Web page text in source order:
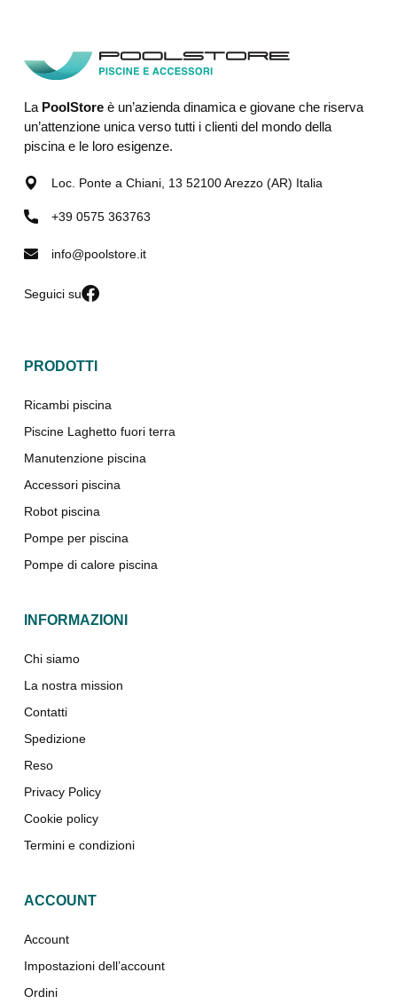
La PoolStoreè un’azienda dinamica e giovane che riserva
un’attenzione unica verso tutti i clienti del mondo della
piscina e le loro esigenze.
Loc. Ponte a Chiani, 13 52100 Arezzo (AR) Italia
+39 0575 363763
info@poolstore.it
Seguici su
PRODOTTI
Ricambi piscina
Piscine Laghetto fuori terra
Manutenzione piscina
Accessori piscina
Robot piscina
Pompe per piscina
Pompe di calore piscina
INFORMAZIONI
Chi siamo
La nostra mission
Contatti
Spedizione
Reso
Privacy Policy
Cookie policy
Termini e condizioni
ACCOUNT
Account
Impostazioni dell’account
Ordini